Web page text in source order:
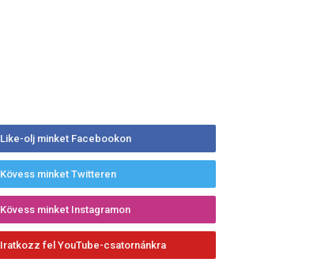
Like-olj minket Facebookon
Kövess minket Twitteren
Kövess minket Instagramon
Iratkozz fel YouTube-csatornánkra